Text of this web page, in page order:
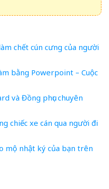
chết cún cưng của người
bằng Powerpoint – Cuộc
và Đồng phục chuyên
chiếc xe cán qua người đi
mộ nhật ký của bạn trên